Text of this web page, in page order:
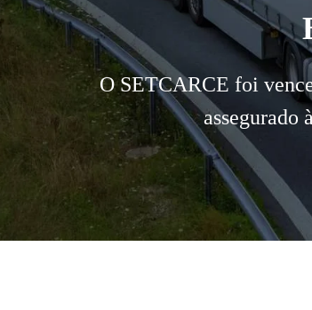
O SETCARCE foi
assegurado